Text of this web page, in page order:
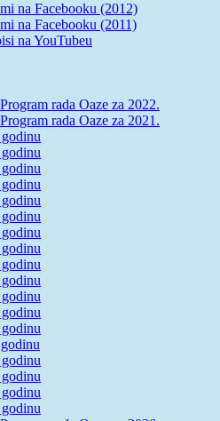
na Facebooku (2012)
na Facebooku (2011)
na YouTubeu
rada Oaze za 2022.
rada Oaze za 2021.